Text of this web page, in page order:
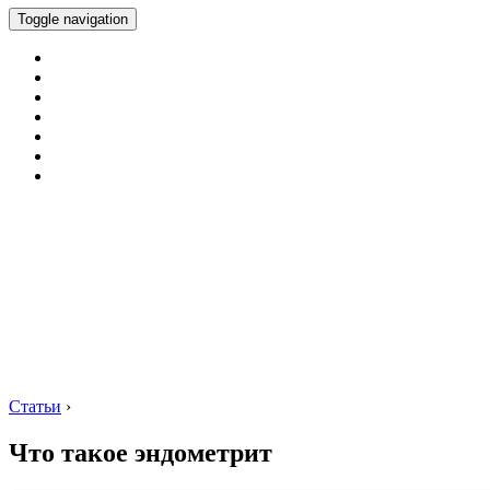
Toggle navigation
Статьи ›
Что такое эндометрит